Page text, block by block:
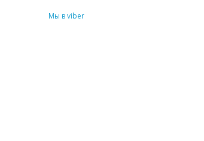
Мы в viber